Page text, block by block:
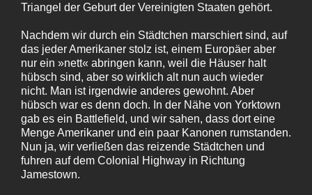
Triangel der Geburt der Vereinigten Staaten gehört.
Nachdem wir durch ein Städtchen marschiert sind, auf
das jeder Amerikaner stolz ist, einem Europäer aber
nur ein »nett« abringen kann, weil die Häuser halt
hübsch sind, aber so wirklich alt nun auch wieder
nicht. Man ist irgendwie anderes gewohnt. Aber
hübsch war es denn doch. In der Nähe von Yorktown
gab es ein Battlefield, und wir sahen, dass dort eine
Menge Amerikaner und ein paar Kanonen rumstanden.
Nun ja, wir verließen das reizende Städtchen und
fuhren auf dem Colonial Highway in Richtung
Jamestown.